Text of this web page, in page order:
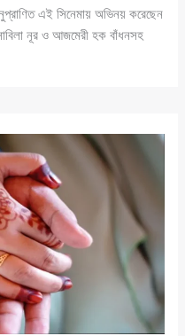
এই সিনেমায় অভিনয় করেছেন
নূর ও আজমেরী হক বাঁধনসহ